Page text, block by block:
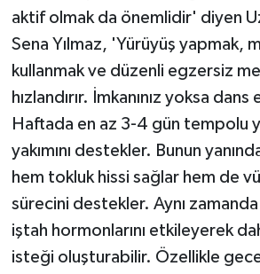
aktif olmak da önemlidir' diyen
Sena Yılmaz, 'Yürüyüş yapmak,
kullanmak ve düzenli egzersiz
hızlandırır. İmkanınız yoksa
Haftada en az 3-4 gün tempolu
yakımını destekler. Bunun
hem tokluk hissi sağlar hem de
sürecini destekler. Aynı
iştah hormonlarını etkileyerek
isteği oluşturabilir. Özellikle